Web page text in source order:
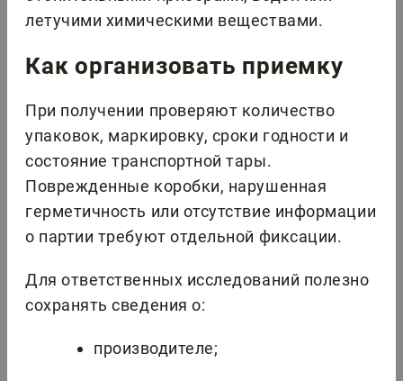
летучими химическими веществами.
Как организовать приемку
При получении проверяют количество
упаковок, маркировку, сроки годности и
состояние транспортной тары.
Поврежденные коробки, нарушенная
герметичность или отсутствие информации
о партии требуют отдельной фиксации.
Для ответственных исследований полезно
сохранять сведения о:
производителе;